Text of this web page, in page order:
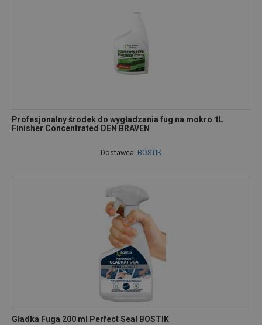
Profesjonalny środek do wygładzania fug na mokro 1L
Finisher Concentrated DEN BRAVEN
Dostawca: BOSTIK
Gładka Fuga 200 ml Perfect Seal BOSTIK